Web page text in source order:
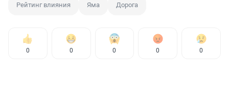
Рейтинг влияния Яма Дорога
0 0 0 0 0